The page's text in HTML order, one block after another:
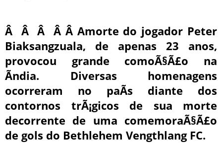
Â Â Â Â Â Amorte do jogador Peter
Biaksangzuala, de apenas 23 anos,
provocou grande comoÃ§Ã£o na
Ãndia. Diversas homenagens
ocorreram no paÃ­s diante dos
contornos trÃ¡gicos de sua morte
decorrente de uma comemoraÃ§Ã£o
de gols do Bethlehem Vengthlang FC.